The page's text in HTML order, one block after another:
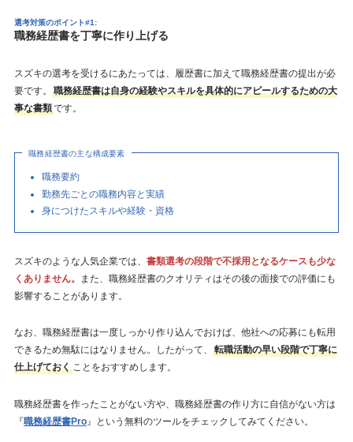
選考対策のポイント#1:
職務経歴書を丁寧に作り上げる
スズキの選考を受けるにあたっては、履歴書に加えて職務経歴書の提出が必
要です。
職務経歴書は自身の経験やスキルを具体的にアピールするための大
事な書類です。
職務経歴書の主な構成要素
職務要約
勤務先ごとの職務内容と実績
身につけたスキルや経験・資格
スズキのような人気企業では、 書類選考の段階で不採用となるケースも少な
くありません。
また、職務経歴書のクオリティはその後の面接での評価にも
影響することがあります。
なお、職務経歴書は一度しっかり作り込んでおけば、他社への応募にも転用
できるため無駄にはなりません。したがって、
転職活動の早い段階で丁寧に
仕上げておくことをおすすめします。
職務経歴書を作ったことがない方や、職務経歴書の作り方に自信がない方は
『職務経歴書Pro』という無料のツールをチェックしてみてください。